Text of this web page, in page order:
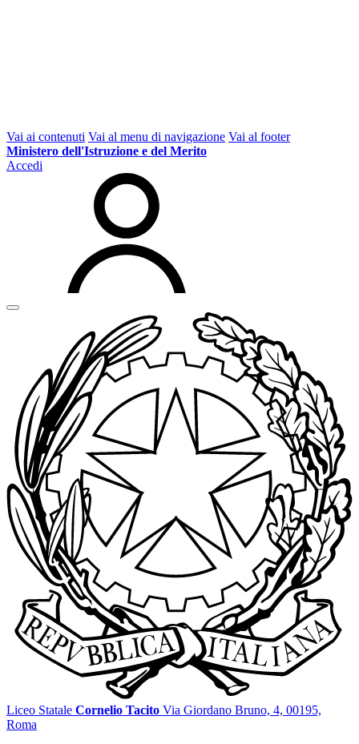
Vai ai contenuti Vai al menu di navigazione Vai al footer
Ministero dell'Istruzione e del Merito
Accedi
Liceo Statale Cornelio Tacito Via Giordano Bruno, 4, 00195,
Roma